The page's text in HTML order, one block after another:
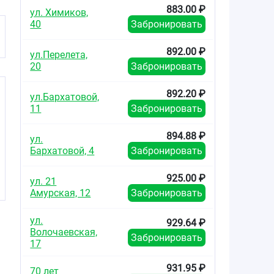
ул. Химиков,
40
883.00 ₽
Забронировать
ул.Перелета,
20
892.00 ₽
Забронировать
ул.Бархатовой,
11
892.20 ₽
Забронировать
ул.
Бархатовой, 4
894.88 ₽
Забронировать
ул. 21
Амурская, 12
925.00 ₽
Забронировать
ул.
Волочаевская,
17
929.64 ₽
Забронировать
70 лет
931.95 ₽